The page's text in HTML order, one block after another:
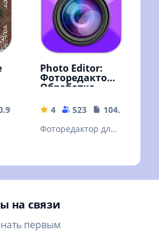
MB
Photo Editor:
Фоторедактор,
Обработка
4 523
104.12 MB
Фоторедактор для
Редактор фото,
фильтры, монтаж
на связи
первым